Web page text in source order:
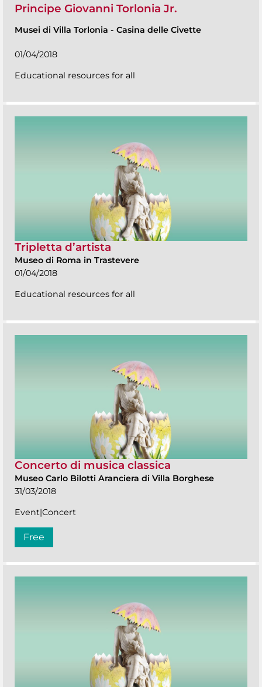
Principe Giovanni Torlonia Jr.
Musei di Villa Torlonia - Casina delle Civette
01/04/2018
Educational resources for all
Tripletta d’artista
Museo di Roma in Trastevere
01/04/2018
Educational resources for all
Concerto di musica classica
Museo Carlo Bilotti Aranciera di Villa Borghese
31/03/2018
Event|Concert
Free